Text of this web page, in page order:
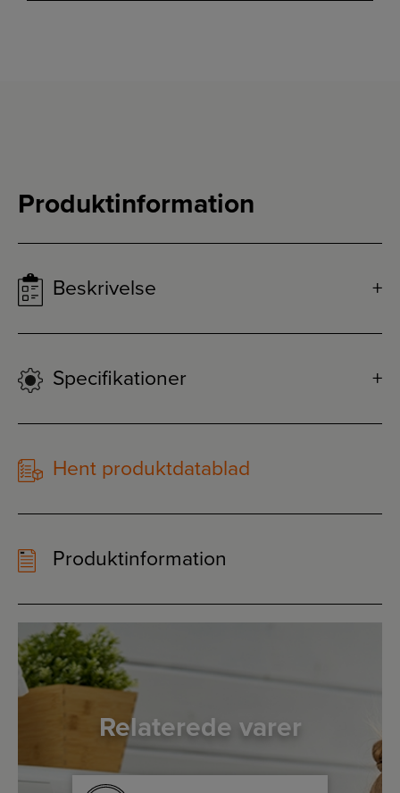
Produktinformation
Beskrivelse
Specifikationer
Hent produktdatablad
Produktinformation
Relaterede varer